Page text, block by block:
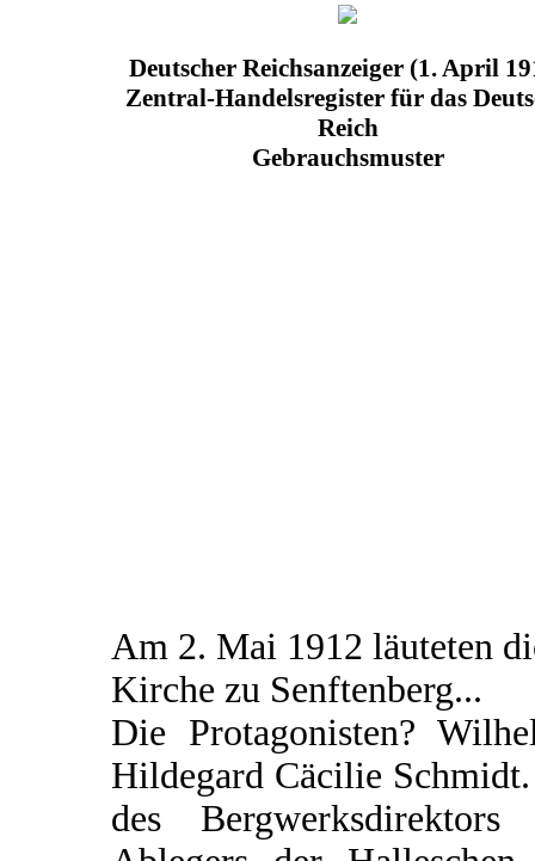
Deutscher Reichsanzeiger (1. April
Zentral-Handelsregister für das
Reich
Gebrauchsmuster
Am 2. Mai 1912 läuteten
Kirche zu Senftenberg...
Die Protagonisten?
Hildegard Cäcilie
des